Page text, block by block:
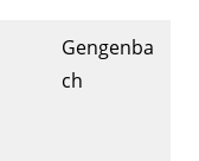
Gengenba
ch